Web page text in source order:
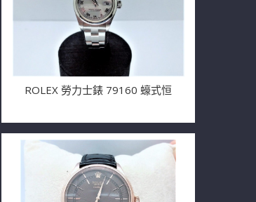
ROLEX 勞力士錶 79160 蠔式恒